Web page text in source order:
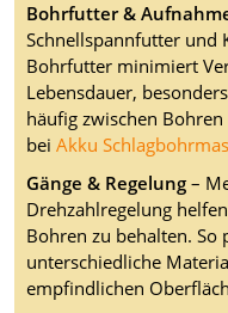
Bohrfutter &
Schnellspannfutter und
Bohrfutter minimiert
Lebensdauer,
häufig zwischen
bei Akku
Gänge & Regelung–
Drehzahlregelung
Bohren zu behalten. So
unterschiedliche
empfindlichen